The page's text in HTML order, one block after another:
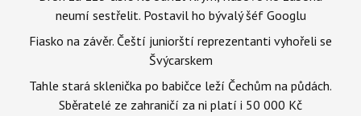
neumí sestřelit. Postavil ho bývalý šéf Googlu
Fiasko na závěr. Čeští juniorští reprezentanti vyhořeli se
Švýcarskem
Tahle stará sklenička po babičce leží Čechům na půdách.
Sběratelé ze zahraničí za ni platí i 50 000 Kč